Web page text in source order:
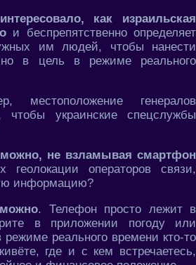
как израильская
и беспрепятственно определяет
им людей, чтобы нанести
в цель в режиме реального
местоположение генералов
чтобы украинские спецслужбы
не взламывая смартфон
операторов связи,
информацию?
. Телефон просто лежит в
в приложении погоду или
режиме реального времени кто-то
где и с кем встречаетесь,